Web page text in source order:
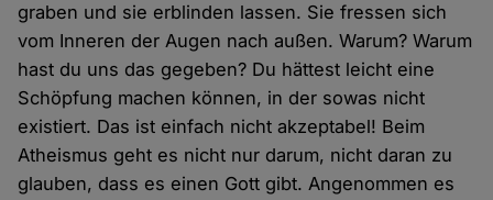
graben und sie erblinden lassen. Sie fressen sich
vom Inneren der Augen nach außen. Warum? Warum
hast du uns das gegeben? Du hättest leicht eine
Schöpfung machen können, in der sowas nicht
existiert. Das ist einfach nicht akzeptabel! Beim
Atheismus geht es nicht nur darum, nicht daran zu
glauben, dass es einen Gott gibt. Angenommen es